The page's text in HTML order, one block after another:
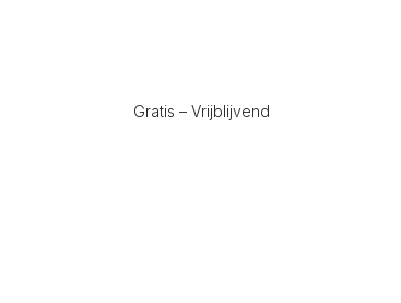
Gratis – Vrijblijvend